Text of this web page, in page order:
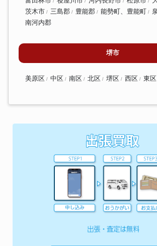
茨木市
三島郡 豊能郡 能勢町、豊能町
南河内郡
堺市
美原区 中区 南区 北区 堺区 西区 東区